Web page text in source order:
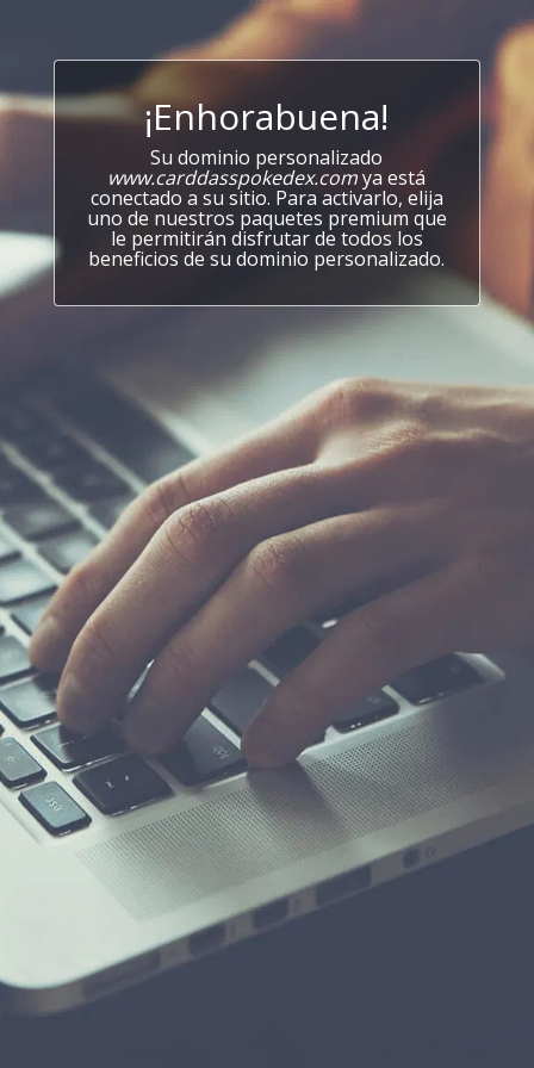
¡Enhorabuena!
Su dominio personalizado
www.carddasspokedex.comya está
conectado a su sitio. Para activarlo, elija
uno de nuestros paquetes premium que
le permitirán disfrutar de todos los
beneficios de su dominio personalizado.